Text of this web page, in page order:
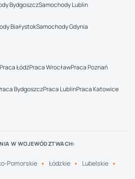
BydgoszczSamochody Lublin
BiałystokSamochody Gdynia
Praca ŁódźPraca WrocławPraca Poznań
BydgoszczPraca LublinPraca Katowice
W WOJEWÓDZTWACH:
Pomorskie Łódzkie Lubelskie